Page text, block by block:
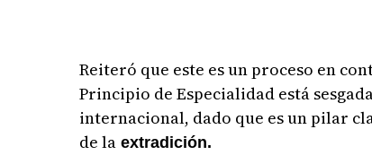
Reiteró que este es un proceso en
Principio de Especialidad está
internacional, dado que es un pilar
de la extradición.